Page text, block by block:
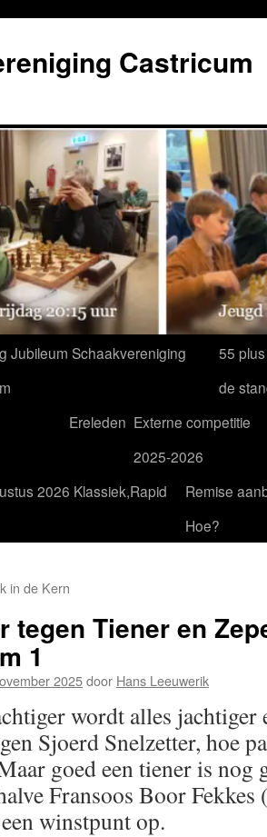
Castricum
Jubileum Schaakvereniging
55
de
Ereleden Externe competitie
2025-2026
2026 Klassiek,Rapid
Remise
Hoe?
in de Kern
tegen Tiener en
1
2025door Hans Leeuwerik
wordt alles jachtiger
Sjoerd Snelzetter, hoe
goed een tiener is nog
Fransoos Boor
winstpunt op.